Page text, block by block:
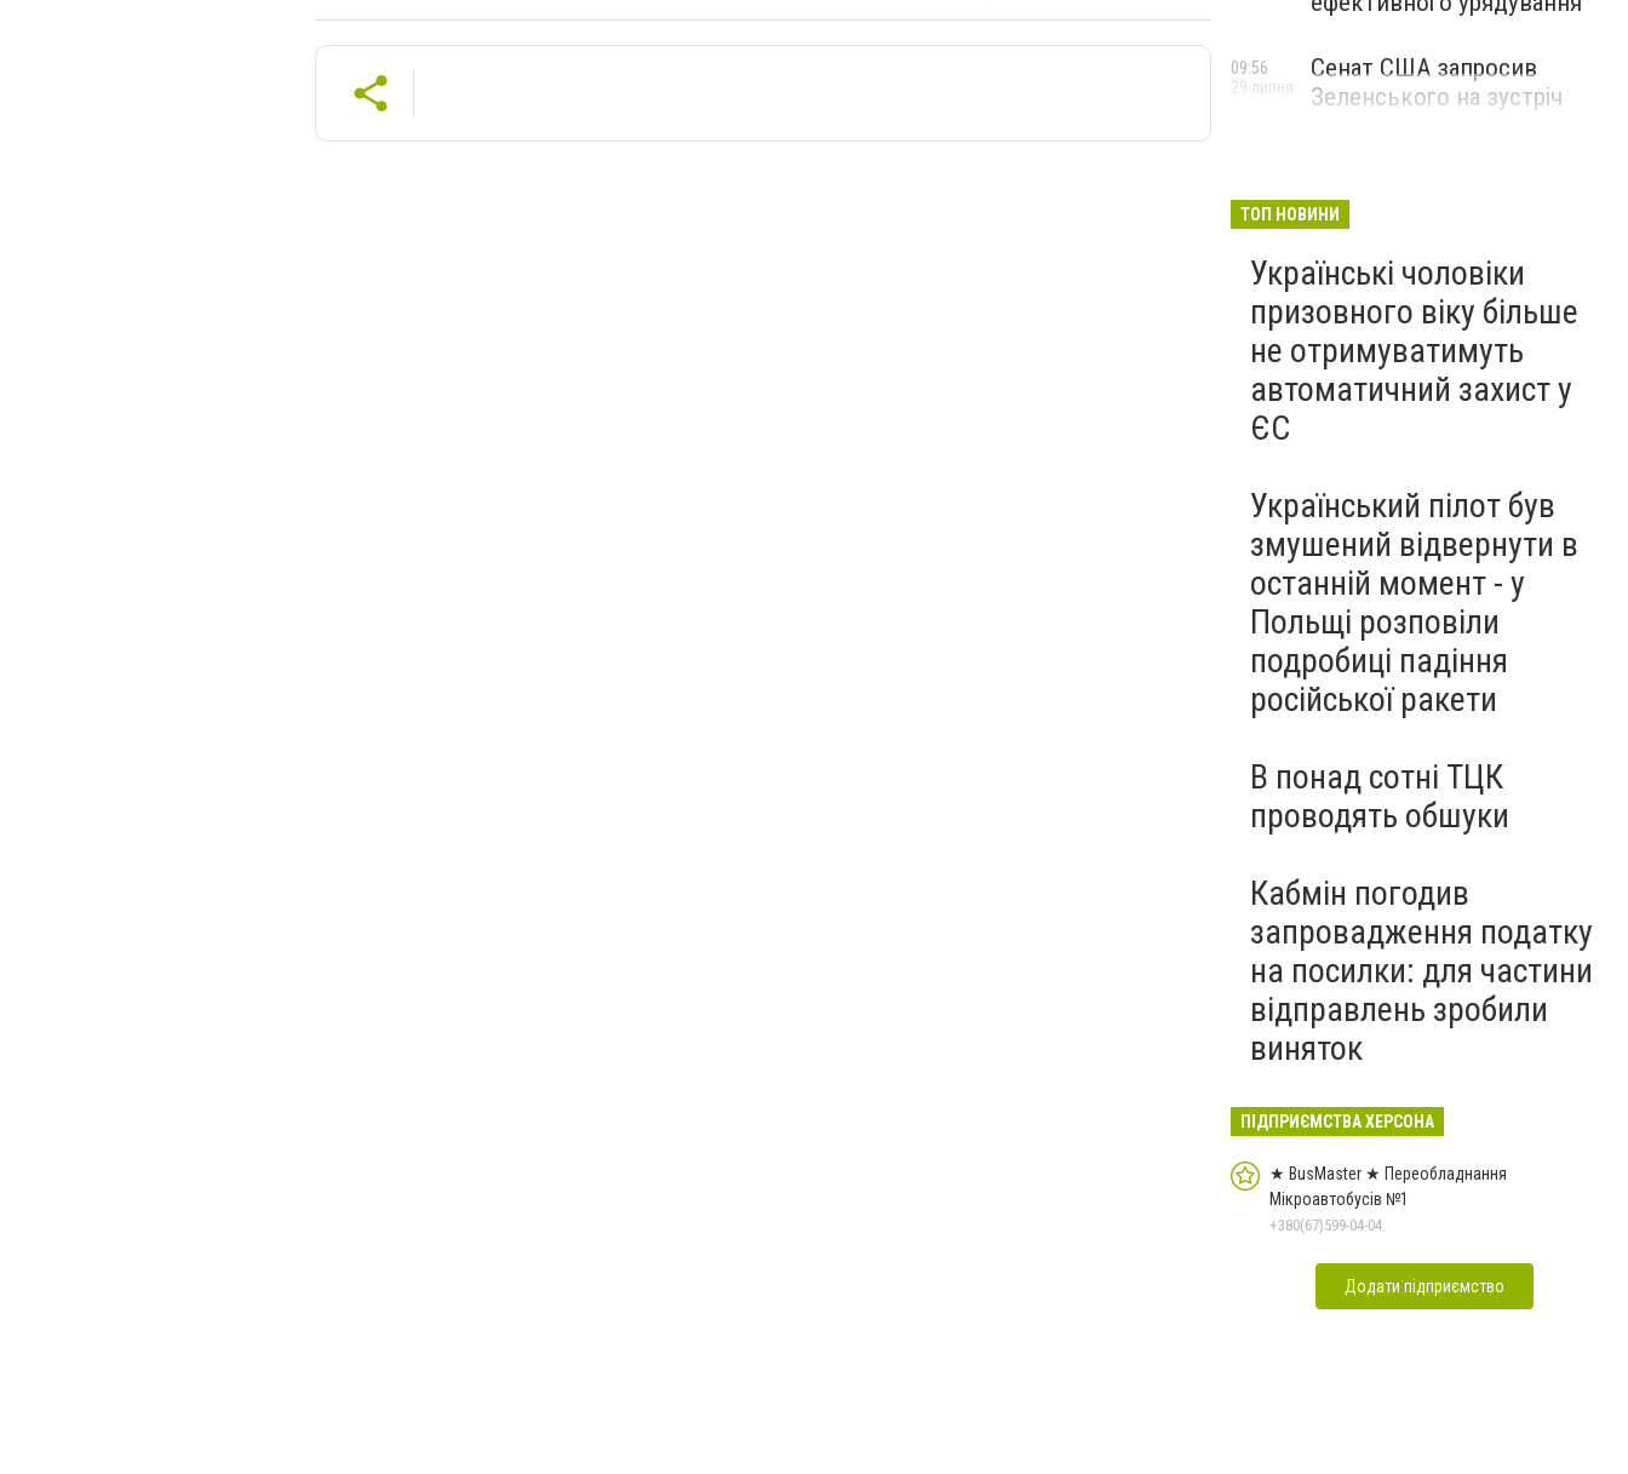
Сенат США запросив
Зеленського на зустріч
09:56
29 липня
ТОП НОВИНИ
Українські чоловіки
призовного віку більше
не отримуватимуть
автоматичний захист у
ЄС
Український пілот був
змушений відвернути в
останній момент - у
Польщі розповіли
подробиці падіння
російської ракети
В понад сотні ТЦК
проводять обшуки
Кабмін погодив
запровадження податку
на посилки: для частини
відправлень зробили
виняток
ПІДПРИЄМСТВА ХЕРСОНА
★ BusMaster ★ Переобладнання
Мікроавтобусів №1
+380(67)599-04-04
Додати підприємство